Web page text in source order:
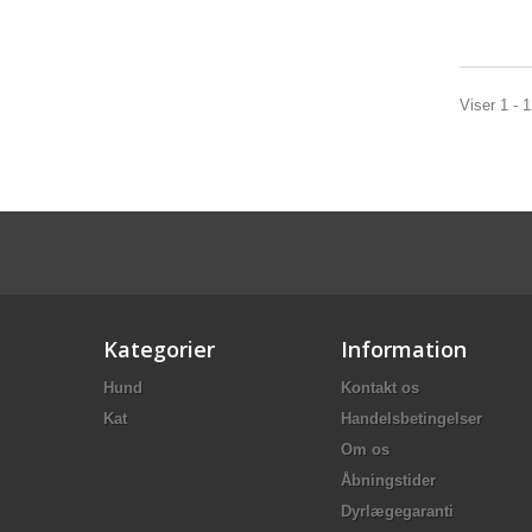
Viser 1 -
Kategorier
Hund
Kat
Information
Kontakt os
Handelsbetingelser
Om os
Åbningstider
Dyrlægegaranti